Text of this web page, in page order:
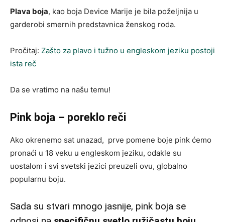
Plava boja, kao boja Device Marije je bila poželjnija u
garderobi smernih predstavnica ženskog roda.
Pročitaj: Zašto za plavo i tužno u engleskom jeziku postoji
ista reč
Da se vratimo na našu temu!
Pink boja – poreklo reči
Ako okrenemo sat unazad, prve pomene boje pink ćemo
pronaći u 18 veku u engleskom jeziku, odakle su
uostalom i svi svetski jezici preuzeli ovu, globalno
popularnu boju.
Sada su stvari mnogo jasnije, pink boja se